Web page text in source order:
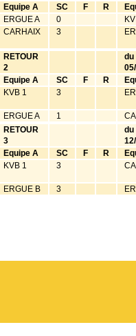
Equipe A
SC F R
ERGUE A
0
CARHAIX
3
RETOUR
2
du
Equipe A
SC F R
KVB 1
3
ERGUE A 1
RETOUR
3
du
Equipe A
SC F R
KVB 1
3
ERGUE B 3